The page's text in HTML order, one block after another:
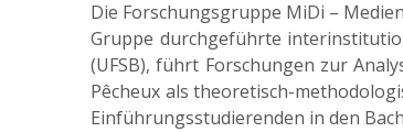
Die Forschungsgruppe MiDi –
Gruppe durchgeführte
(UFSB), führt Forschungen zur
Pêcheux als theoretisch-
Einführungsstudierenden in den